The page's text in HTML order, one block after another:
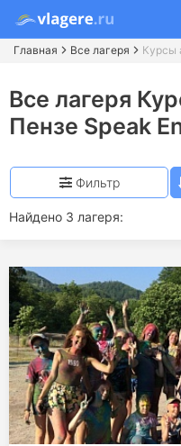
Главная Все лагеря Курсы
Все лагеря
Пензе Speak
Найдено 3 лагеря:
Фильтр